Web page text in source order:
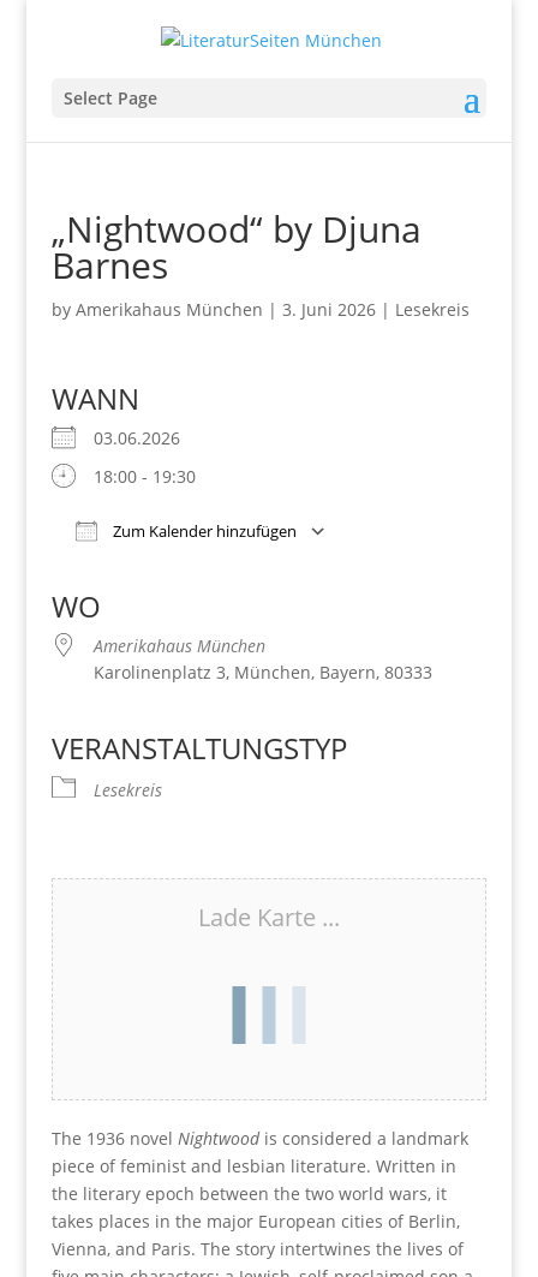
Select Page
„Nightwood“ by Djuna
Barnes
by Amerikahaus München | 3. Juni 2026| Lesekreis
WANN
03.06.2026
18:00 - 19:30
Zum Kalender hinzufügen
WO
Amerikahaus München
Karolinenplatz 3, München, Bayern, 80333
VERANSTALTUNGSTYP
Lesekreis
Lade Karte ...
The 1936 novel Nightwoodis considered a landmark
piece of feminist and lesbian literature. Written in
the literary epoch between the two world wars, it
takes places in the major European cities of Berlin,
Vienna, and Paris. The story intertwines the lives of